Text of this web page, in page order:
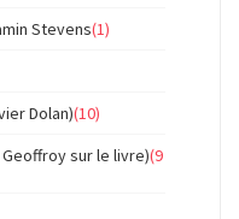
Stevens(1)
Dolan)(10)
sur le livre)(9